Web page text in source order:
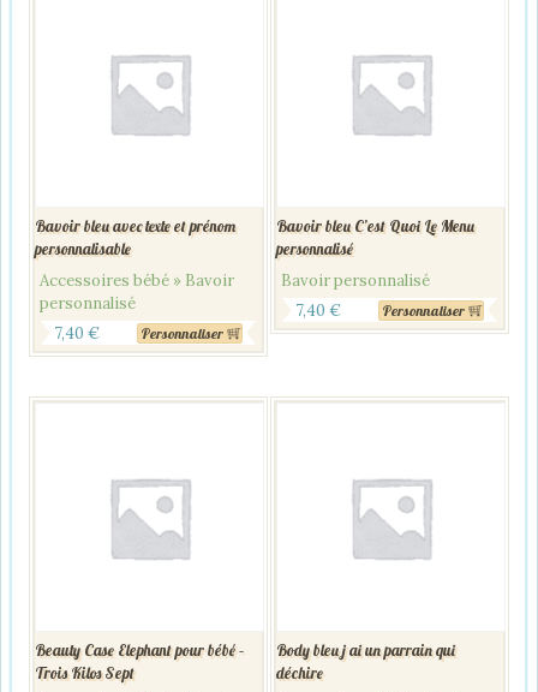
Bavoir bleu avec texte et prénom
personnalisable
Accessoires bébé » Bavoir
personnalisé
7,40 € Personnaliser
Bavoir bleu C’est Quoi Le Menu
personnalisé
Bavoir personnalisé
7,40 € Personnaliser
Beauty Case Elephant pour bébé –
Trois Kilos Sept
Body bleu j ai un parrain qui
déchire